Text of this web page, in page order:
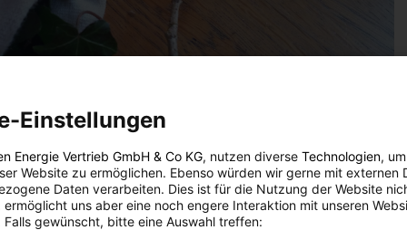
Einstellungen
Energie Vertrieb GmbH & Co KG, nutzen diverse Technologien,
Website zu ermöglichen. Ebenso würden wir gerne mit externen
Daten verarbeiten. Dies ist für die Nutzung der Website
ermöglicht uns aber eine noch engere Interaktion mit unseren
Falls gewünscht, bitte eine Auswahl treffen: